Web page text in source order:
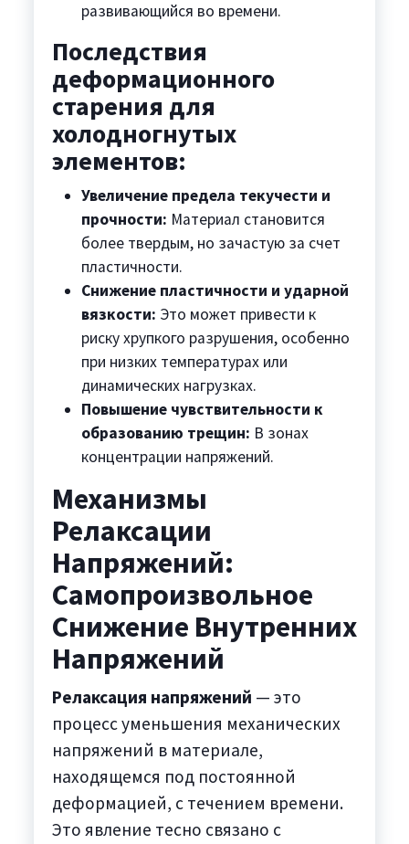
развивающийся во времени.
Последствия
деформационного
старения для
холодногнутых
элементов:
Увеличение предела текучести и
прочности: Материал становится
более твердым, но зачастую за счет
пластичности.
Снижение пластичности и ударной
вязкости: Это может привести к
риску хрупкого разрушения, особенно
при низких температурах или
динамических нагрузках.
Повышение чувствительности к
образованию трещин: В зонах
концентрации напряжений.
Механизмы
Релаксации
Напряжений:
Самопроизвольное
Снижение Внутренних
Напряжений
Релаксация напряжений — это
процесс уменьшения механических
напряжений в материале,
находящемся под постоянной
деформацией, с течением времени.
Это явление тесно связано с